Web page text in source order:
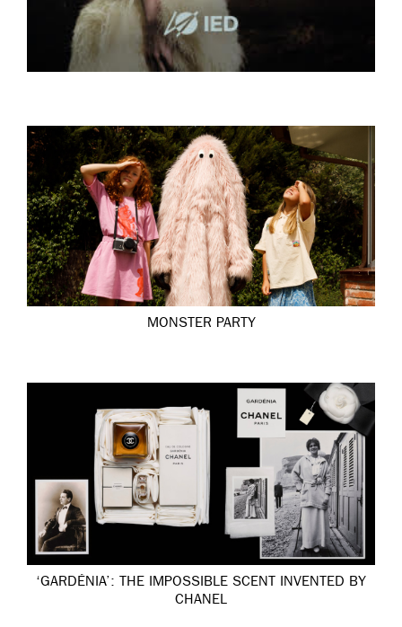
MONSTER PARTY
‘GARDÉNIA’: THE IMPOSSIBLE SCENT INVENTED BY
CHANEL